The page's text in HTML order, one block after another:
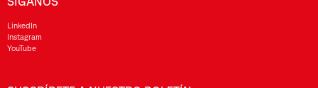
LinkedIn
Instagram
YouTube